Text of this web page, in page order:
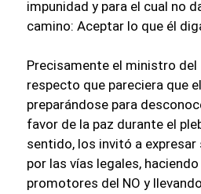
impunidad y para el cual no
camino: Aceptar lo que él
Precisamente el ministro
respecto que pareciera que
preparándose para
favor de la paz durante el
sentido, los invitó a
por las vías legales,
promotores del NO y